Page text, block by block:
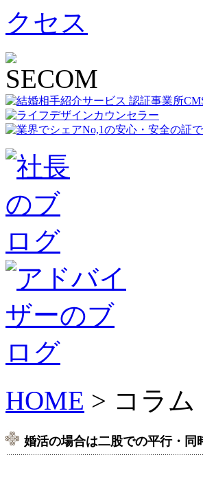
HOME > コラム
婚活の場合は二股での平行・同